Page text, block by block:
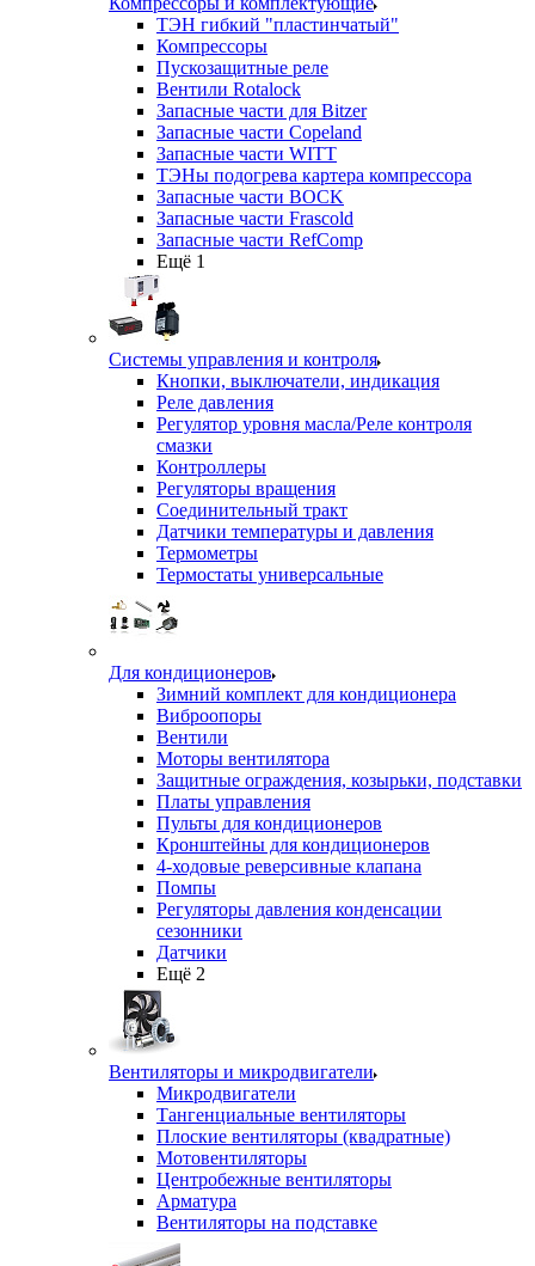
ТЭН гибкий "пластинчатый"
Компрессоры
Пускозащитные реле
Вентили Rotalock
Запасные части для Bitzer
Запасные части Copeland
Запасные части WITT
ТЭНы подогрева картера компрессора
Запасные части BOCK
Запасные части Frascold
Запасные части RefComp
Ещё 1
Системы управления и контроля
Кнопки, выключатели, индикация
Реле давления
Регулятор уровня масла/Реле контроля
смазки
Контроллеры
Регуляторы вращения
Соединительный тракт
Датчики температуры и давления
Термометры
Термостаты универсальные
Для кондиционеров
Зимний комплект для кондиционера
Виброопоры
Вентили
Моторы вентилятора
Защитные ограждения, козырьки, подставки
Платы управления
Пульты для кондиционеров
Кронштейны для кондиционеров
4-ходовые реверсивные клапана
Помпы
Регуляторы давления конденсации
сезонники
Датчики
Ещё 2
Вентиляторы и микродвигатели
Микродвигатели
Тангенциальные вентиляторы
Плоские вентиляторы (квадратные)
Мотовентиляторы
Центробежные вентиляторы
Арматура
Вентиляторы на подставке